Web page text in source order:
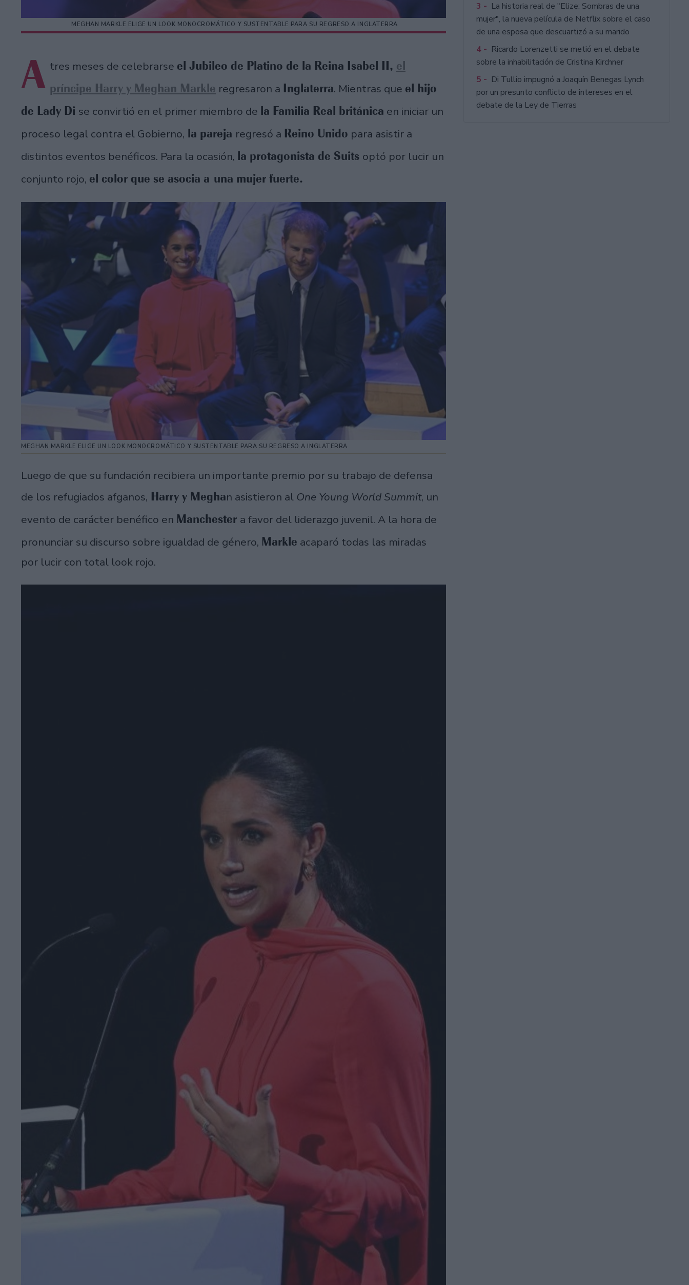
MEGHAN MARKLE ELIGE UN LOOK MONOCROMÁTICO Y SUSTENTABLE PARA SU REGRESO A INGLATERRA
A tres meses de celebrarse el Jubileo de Platino de la Reina Isabel II, el
príncipe Harry y Meghan Markle regresaron a Inglaterra. Mientras que el hijo
de Lady Di se convirtió en el primer miembro de la Familia Real británica en iniciar un
proceso legal contra el Gobierno, la pareja regresó a Reino Unido para asistir a
distintos eventos benéficos. Para la ocasión, la protagonista de Suits optó por lucir un
conjunto rojo, el color que se asocia a una mujer fuerte.
MEGHAN MARKLE ELIGE UN LOOK MONOCROMÁTICO Y SUSTENTABLE PARA SU REGRESO A INGLATERRA
Luego de que su fundación recibiera un importante premio por su trabajo de defensa
de los refugiados afganos, Harry y Meghan asistieron al One Young World Summit, un
evento de carácter benéfico en Manchester a favor del liderazgo juvenil. A la hora de
pronunciar su discurso sobre igualdad de género, Markle acaparó todas las miradas
por lucir con total look rojo.
3 - La historia real de "Elize: Sombras de una
mujer", la nueva película de Netflix sobre el caso
de una esposa que descuartizó a su marido
4 - Ricardo Lorenzetti se metió en el debate
sobre la inhabilitación de Cristina Kirchner
5 - Di Tullio impugnó a Joaquín Benegas Lynch
por un presunto conflicto de intereses en el
debate de la Ley de Tierras